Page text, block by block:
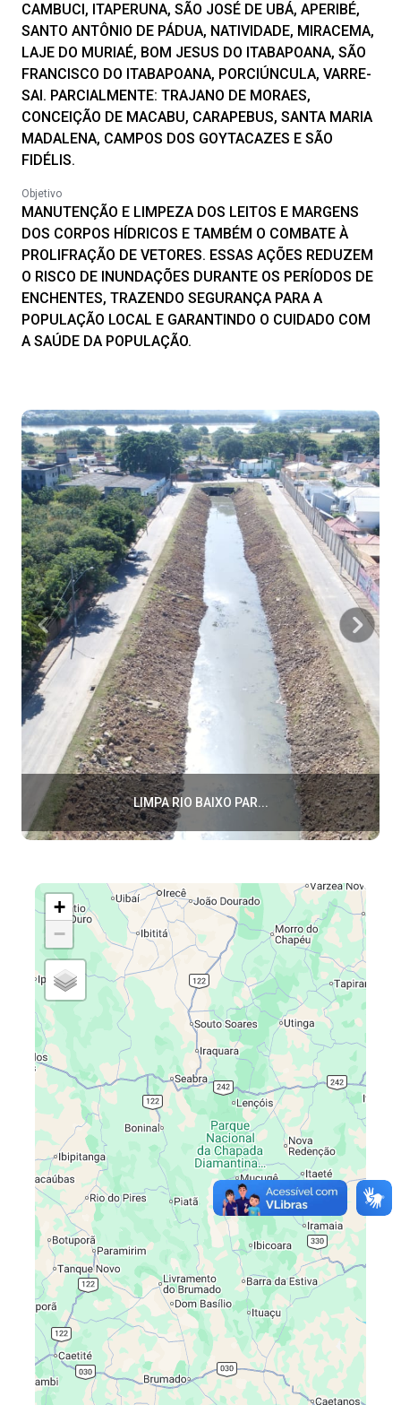
CAMBUCI, ITAPERUNA, SÃO JOSÉ DE UBÁ, APERIBÉ,
SANTO ANTÔNIO DE PÁDUA, NATIVIDADE, MIRACEMA,
LAJE DO MURIAÉ, BOM JESUS DO ITABAPOANA, SÃO
FRANCISCO DO ITABAPOANA, PORCIÚNCULA, VARRE-
SAI. PARCIALMENTE: TRAJANO DE MORAES,
CONCEIÇÃO DE MACABU, CARAPEBUS, SANTA MARIA
MADALENA, CAMPOS DOS GOYTACAZES E SÃO
FIDÉLIS.
Objetivo
MANUTENÇÃO E LIMPEZA DOS LEITOS E MARGENS
DOS CORPOS HÍDRICOS E TAMBÉM O COMBATE À
PROLIFRAÇÃO DE VETORES. ESSAS AÇÕES REDUZEM
O RISCO DE INUNDAÇÕES DURANTE OS PERÍODOS DE
ENCHENTES, TRAZENDO SEGURANÇA PARA A
POPULAÇÃO LOCAL E GARANTINDO O CUIDADO COM
A SAÚDE DA POPULAÇÃO.
LIMPA RIO BAIXO PAR...
+
−